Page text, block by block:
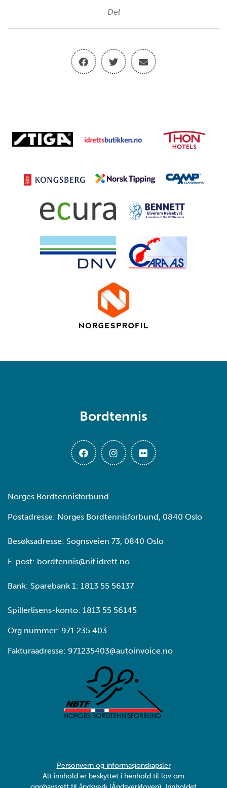
Del
Bordtennis
Norges Bordtennisforbund
Postadresse: Norges Bordtennisforbund, 0840 Oslo
Besøksadresse: Sognsveien 73, 0840 Oslo
E-post: bordtennis@nif.idrett.no
Bank: Sparebank 1: 1813 55 56137
Spillerlisens-konto: 1813 55 56145
Org.nummer: 971 235 403
Fakturaadresse: 971235403@autoinvoice.no
Personvern og informasjonskapsler
Alt innhold er beskyttet i henhold til lov om